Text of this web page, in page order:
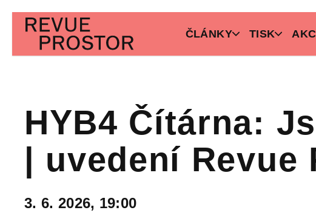
ČLÁNKY TISK
HYB4 Čítárna:
| uvedení Revue
3. 6. 2026, 19:00